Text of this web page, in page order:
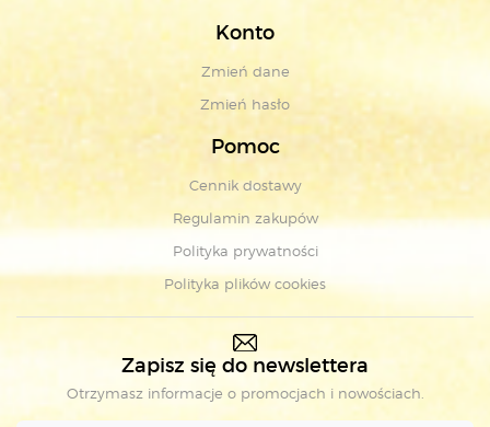
Konto
Zmień dane
Zmień hasło
Pomoc
Cennik dostawy
Regulamin zakupów
Polityka prywatności
Polityka plików cookies
Zapisz się do newslettera
Otrzymasz informacje o promocjach i nowościach.